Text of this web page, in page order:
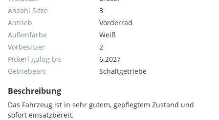
Anzahl Sitze
3
Antrieb
Vorderrad
Außenfarbe
Weiß
Vorbesitzer
2
Pickerl gültig bis
6.2027
Getriebeart
Schaltgetriebe
Beschreibung
Das Fahrzeug ist in sehr gutem, gepflegtem Zustand und
sofort einsatzbereit.